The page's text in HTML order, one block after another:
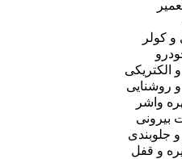
و کولر
الکتریکی
روشنایی
واشر
بیرونی
و جلوبندی
و قفل